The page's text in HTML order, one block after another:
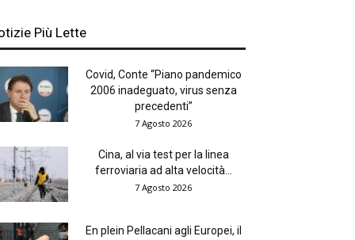
Più Lette
Covid, Conte “Piano pandemico
2006 inadeguato, virus senza
precedenti”
7 Agosto 2026
Cina, al via test per la linea
ferroviaria ad alta velocità...
7 Agosto 2026
En plein Pellacani agli Europei, il